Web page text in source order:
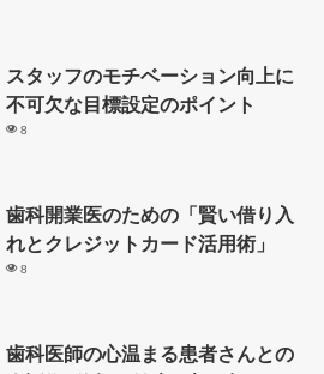
スタッフのモチベーション向上に
不可欠な目標設定のポイント
8
歯科開業医のための「賢い借り入
れとクレジットカード活用術」
8
歯科医師の心温まる患者さんとの